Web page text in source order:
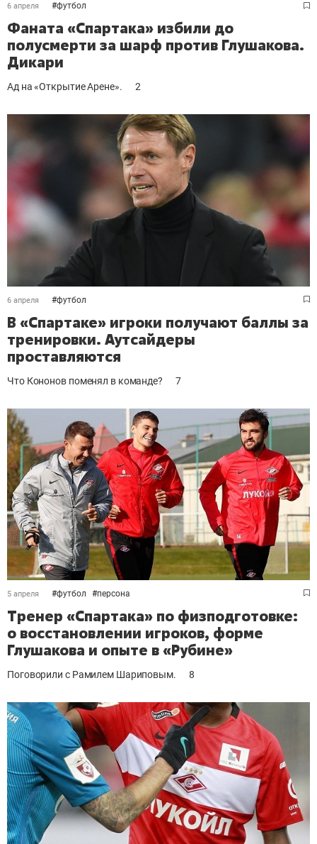
6 апреля #футбол
Фаната «Спартака» избили до
полусмерти за шарф против Глушакова.
Дикари
Ад на «Открытие Арене». 2
6 апреля #футбол
В «Спартаке» игроки получают баллы за
тренировки. Аутсайдеры
проставляются
Что Кононов поменял в команде? 7
5 апреля #футбол #персона
Тренер «Спартака» по физподготовке:
о восстановлении игроков, форме
Глушакова и опыте в «Рубине»
Поговорили с Рамилем Шариповым. 8